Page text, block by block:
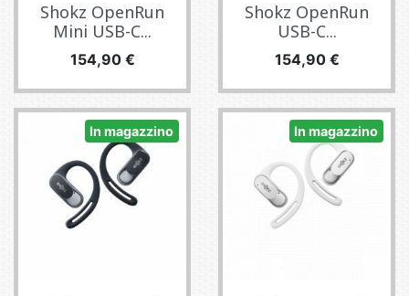
Shokz OpenRun
Mini USB-C...
Prezzo
154,90 €
Shokz OpenRun
USB-C...
Prezzo
154,90 €
In magazzino In magazzino